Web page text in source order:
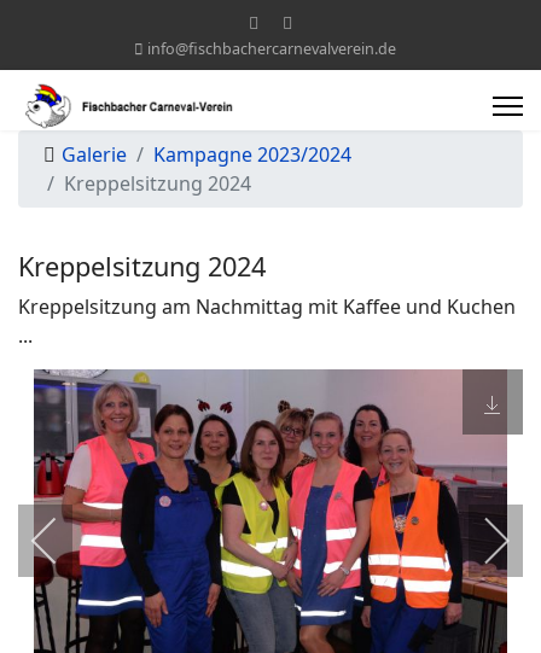
info@fischbachercarnevalverein.de
Galerie
Kampagne 2023/2024
Kreppelsitzung 2024
Kreppelsitzung 2024
Kreppelsitzung am Nachmittag mit Kaffee und Kuchen
...